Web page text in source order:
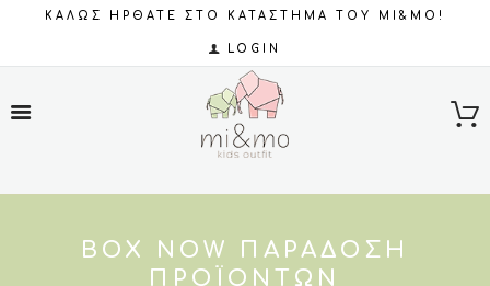
ΚΑΛΩΣ ΗΡΘΑΤΕ ΣΤΟ ΚΑΤΑΣΤΗΜΑ ΤΟΥ MI&MO!
LOGIN
BOX NOW ΠΑΡΆΔΟΣΗ
ΠΡΟΪΌΝΤΩΝ